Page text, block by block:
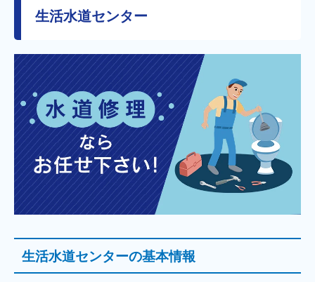
生活水道センター
生活水道センターの基本情報